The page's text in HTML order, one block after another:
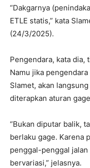
“Dakgarnya
ETLE statis,” kata
(24/3/2025).
Pengendara, kata dia,
Namu jika
Slamet, akan
diterapkan aturan
“Bukan diputar balik,
berlaku gage. Karena
penggal-penggal
bervariasi,” jelasnya.